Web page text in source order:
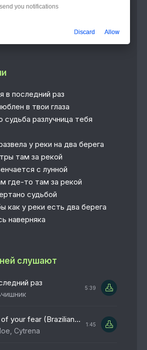
в последний раз
в твои глаза
судьба разлучница тебя
у реки на два берега
там за рекой
с лунной
где-то там за рекой
судьбой
как у реки есть два берега
наверняка
слушают
раз
5:39
Funk of your fear (Brazilian Phonk)
Cytrena
1:45
you notifications
Discard Allow